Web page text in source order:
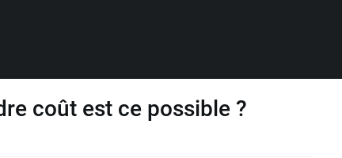
coût est ce possible ?